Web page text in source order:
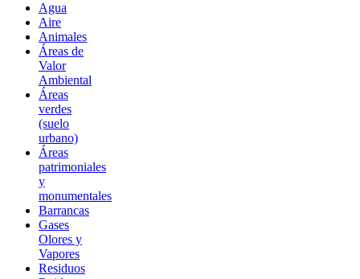
Agua
Aire
Animales
Áreas de
Valor
Ambiental
Áreas
verdes
(suelo
urbano)
Áreas
patrimoniales
y
monumentales
Barrancas
Gases
Olores y
Vapores
Residuos